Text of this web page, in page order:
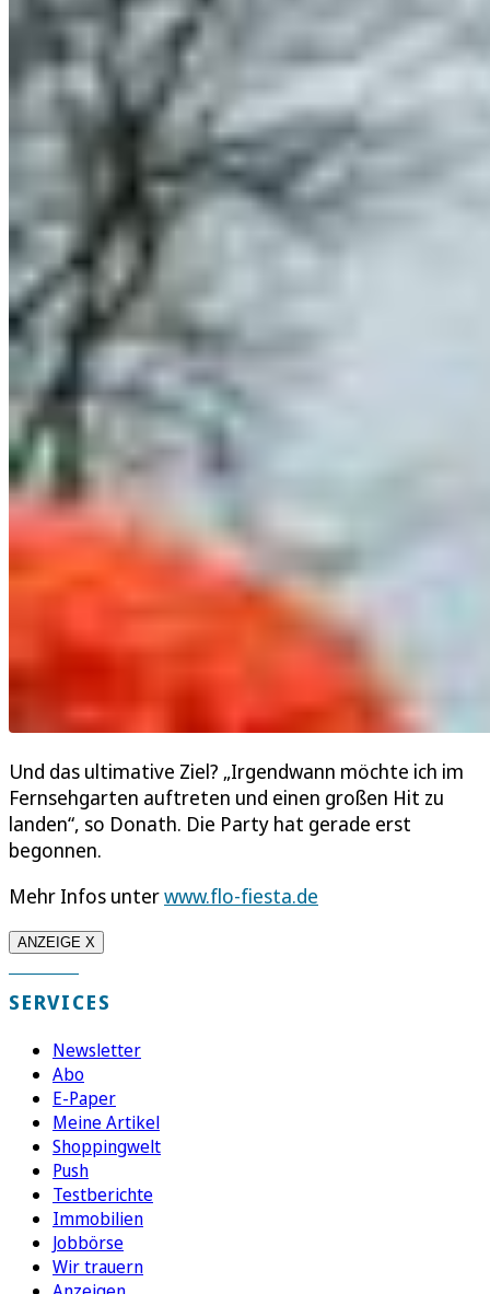
Und das ultimative Ziel? „Irgendwann möchte ich im
Fernsehgarten auftreten und einen großen Hit zu
landen“, so Donath. Die Party hat gerade erst
begonnen.
Mehr Infos unterwww.flo-fiesta.de
ANZEIGE X
SERVICES
Newsletter
Abo
E-Paper
Meine Artikel
Shoppingwelt
Push
Testberichte
Immobilien
Jobbörse
Wir trauern